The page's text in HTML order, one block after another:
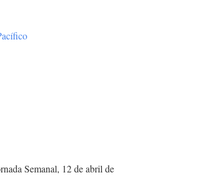
Semanal, 12 de abril de